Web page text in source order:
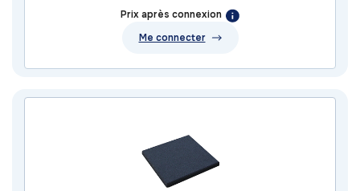
Prix après connexion
Me connecter